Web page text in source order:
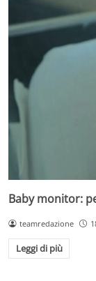
Baby monitor:
teamredazione
Leggi di più